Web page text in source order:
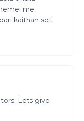
me
kaithan set
Lets give